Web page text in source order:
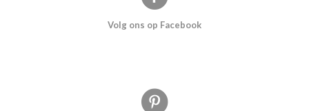
Volg ons op Facebook